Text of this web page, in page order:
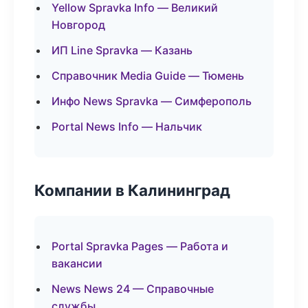
Yellow Spravka Info — Великий
Новгород
ИП Line Spravka — Казань
Справочник Media Guide — Тюмень
Инфо News Spravka — Симферополь
Portal News Info — Нальчик
Компании в Калининград
Portal Spravka Pages — Работа и
вакансии
News News 24 — Справочные